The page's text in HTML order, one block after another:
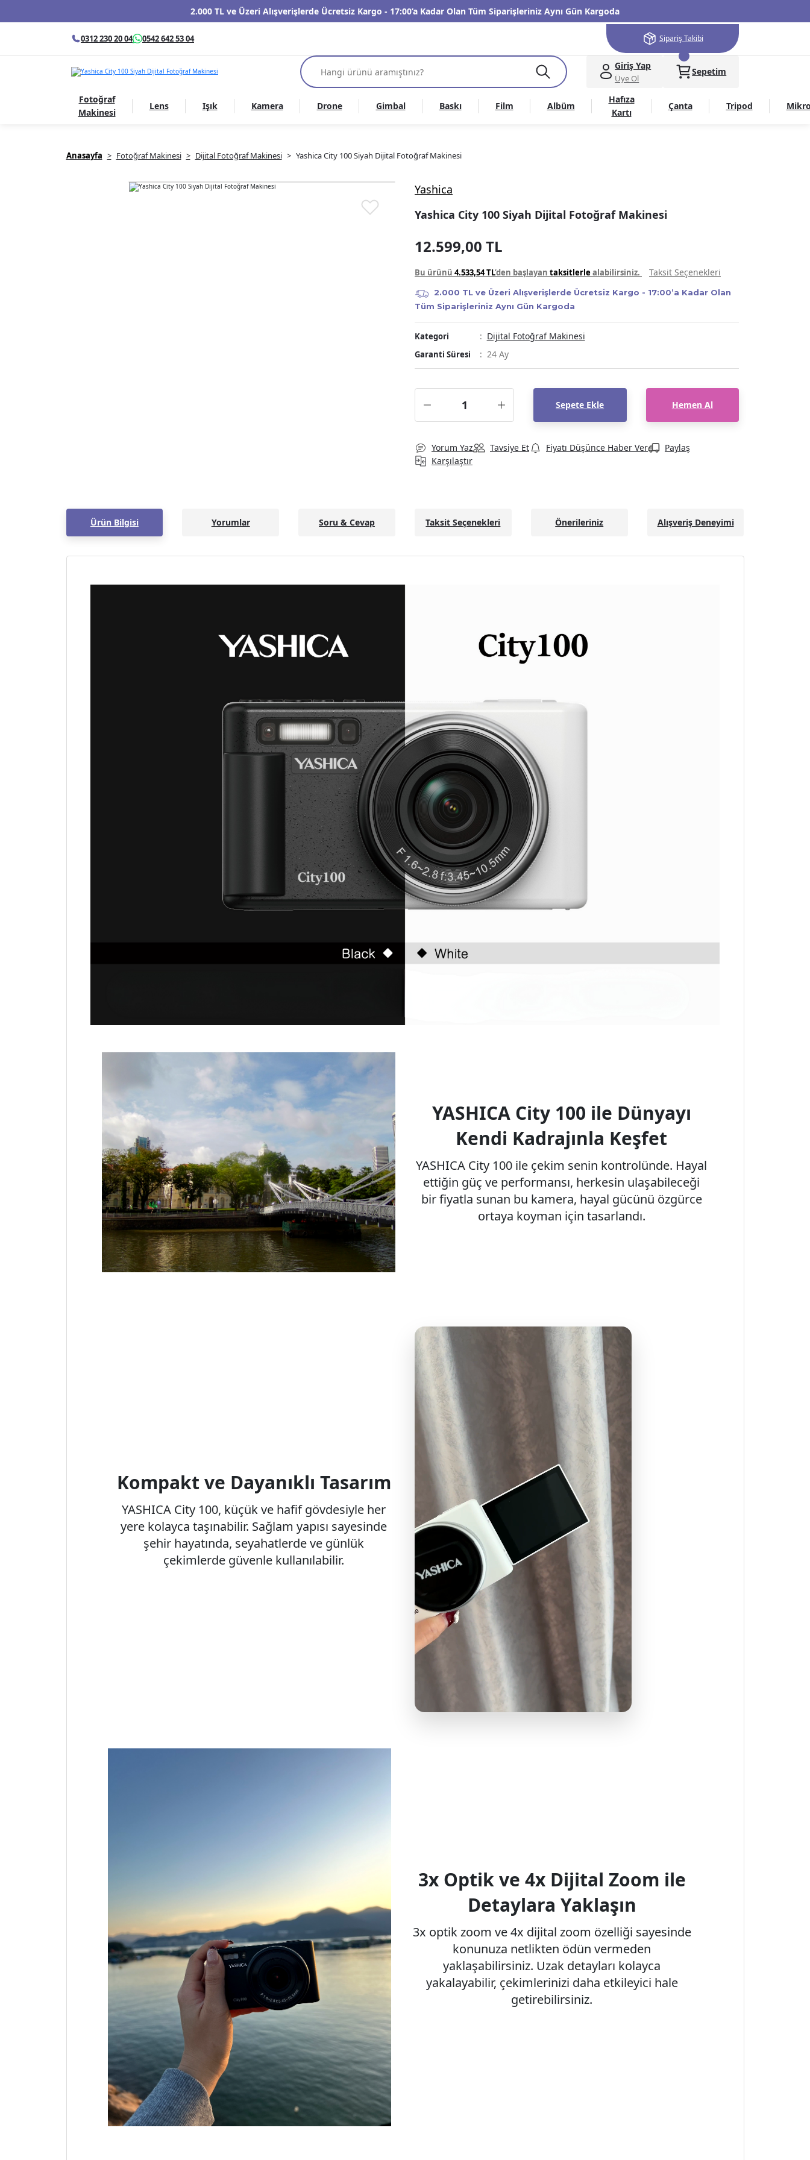
2.000 TL ve Üzeri Alışverişlerde Ücretsiz Kargo - 17:00’a Kadar Olan Tüm Siparişleriniz Aynı Gün Kargoda
0312 230 20 04 0542 642 53 04 Sipariş Takibi
Giriş Yap
Üye Ol
Sepetim
Fotoğraf
Makinesi
Lens Işık Kamera Drone Gimbal Baskı Film Albüm
Hafıza
Kartı
Çanta Tripod
Anasayfa Fotoğraf Makinesi Dijital Fotoğraf Makinesi Yashica City 100 Siyah Dijital Fotoğraf Makinesi
Yashica
Yashica City 100 Siyah Dijital Fotoğraf Makinesi
12.599,00 TL
Bu ürünü 4.533,54 TL’den başlayan taksitlerlealabilirsiniz. Taksit Seçenekleri
2.000 TL ve Üzeri Alışverişlerde Ücretsiz Kargo - 17:00’a Kadar Olan
Tüm Siparişleriniz Aynı Gün Kargoda
Kategori Dijital Fotoğraf Makinesi
Garanti Süresi 24 Ay
Sepete Ekle Hemen Al
Yorum Yaz Tavsiye Et Fiyatı Düşünce Haber Ver
Paylaş
Karşılaştır
Ürün Bilgisi Yorumlar Soru & Cevap Taksit Seçenekleri Önerileriniz Alışveriş Deneyimi
YASHICA City 100 ile Dünyayı
Kendi Kadrajınla Keşfet
YASHICA City 100 ile çekim senin kontrolünde. Hayal
ettiğin güç ve performansı, herkesin ulaşabileceği
bir fiyatla sunan bu kamera, hayal gücünü özgürce
ortaya koyman için tasarlandı.
Kompakt ve Dayanıklı Tasarım
YASHICA City 100, küçük ve hafif gövdesiyle her
yere kolayca taşınabilir. Sağlam yapısı sayesinde
şehir hayatında, seyahatlerde ve günlük
çekimlerde güvenle kullanılabilir.
3x Optik ve 4x Dijital Zoom ile
Detaylara Yaklaşın
3x optik zoom ve 4x dijital zoom özelliği sayesinde
konunuza netlikten ödün vermeden
yaklaşabilirsiniz. Uzak detayları kolayca
yakalayabilir, çekimlerinizi daha etkileyici hale
getirebilirsiniz.